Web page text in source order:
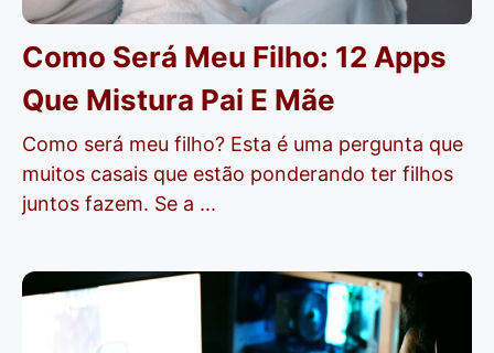
Como Será Meu Filho: 12 Apps
Que Mistura Pai E Mãe
Como será meu filho? Esta é uma pergunta que
muitos casais que estão ponderando ter filhos
juntos fazem. Se a ...